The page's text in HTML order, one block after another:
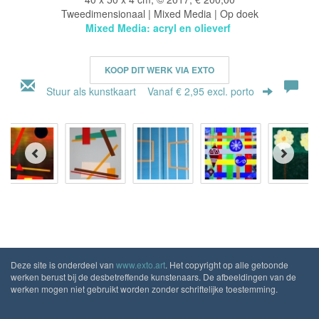
Tweedimensionaal | Mixed Media | Op doek
Mixed Media: acryl en olieverf
KOOP DIT WERK VIA EXTO
Stuur als kunstkaart Vanaf € 2,95 excl. porto
Deze site is onderdeel van www.exto.art. Het copyright op alle getoonde
werken berust bij de desbetreffende kunstenaars. De afbeeldingen van de
werken mogen niet gebruikt worden zonder schriftelijke toestemming.